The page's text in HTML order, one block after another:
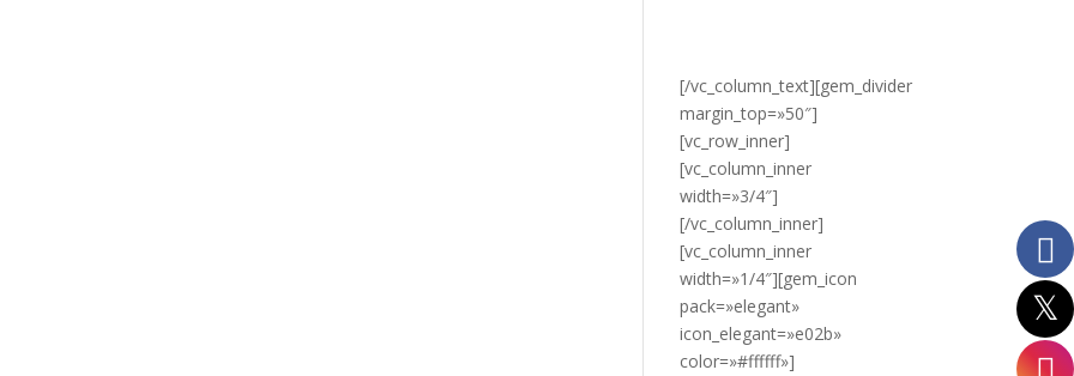
[/vc_column_text][gem_divider
margin_top=»50″]
[vc_row_inner]
[vc_column_inner
width=»3/4″]
[/vc_column_inner]
[vc_column_inner
width=»1/4″][gem_icon
pack=»elegant»
icon_elegant=»e02b»
color=»#ffffff»]